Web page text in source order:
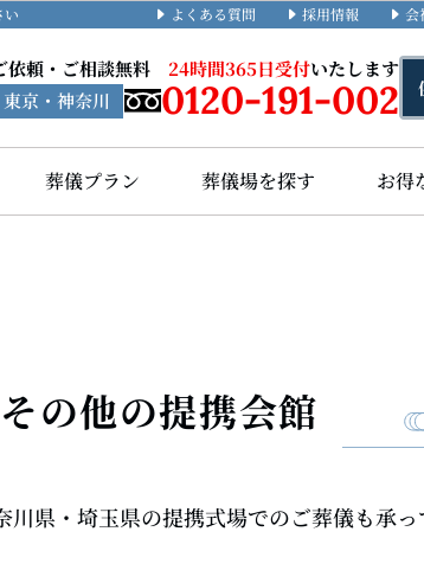
い よくある質問 採用情報 会
依頼・ご相談無料 24時間365日受付いたします
東京・神奈川
0120-191-002
葬儀プラン 葬儀場を探す お得
その他の提携会館
川県・埼玉県の提携式場でのご葬儀も承